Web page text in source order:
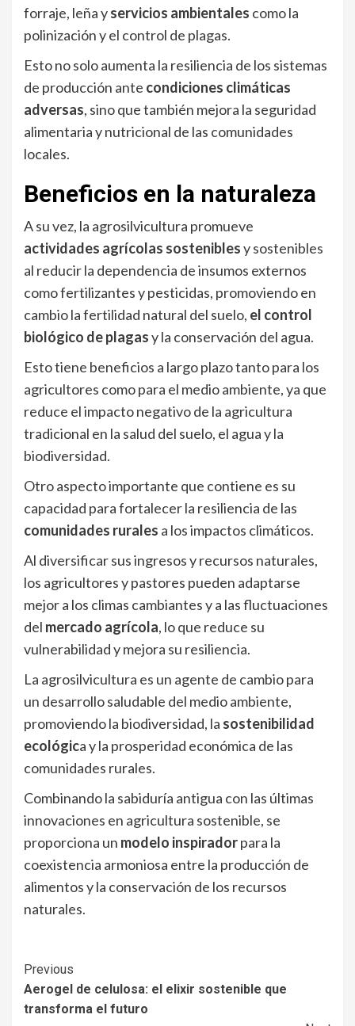
forraje, leña yservicios ambientales como la
polinización y el control de plagas.
Esto no solo aumenta la resiliencia de los sistemas
de producción ante condiciones climáticas
adversas, sino que también mejora la seguridad
alimentaria y nutricional de las comunidades
locales.
Beneficios en la naturaleza
A su vez, la agrosilvicultura promueve
actividades agrícolas sosteniblesy sostenibles
al reducir la dependencia de insumos externos
como fertilizantes y pesticidas, promoviendo en
cambio la fertilidad natural del suelo, el control
biológico de plagasy la conservación del agua.
Esto tiene beneficios a largo plazo tanto para los
agricultores como para el medio ambiente, ya que
reduce el impacto negativo de la agricultura
tradicional en la salud del suelo, el agua y la
biodiversidad.
Otro aspecto importante que contiene es su
capacidad para fortalecer la resiliencia de las
comunidades rurales a los impactos climáticos.
Al diversificar sus ingresos y recursos naturales,
los agricultores y pastores pueden adaptarse
mejor a los climas cambiantes y a las fluctuaciones
del mercado agrícola, lo que reduce su
vulnerabilidad y mejora su resiliencia.
La agrosilvicultura es un agente de cambio para
un desarrollo saludable del medio ambiente,
promoviendo la biodiversidad, la sostenibilidad
ecológica y la prosperidad económica de las
comunidades rurales.
Combinando la sabiduría antigua con las últimas
innovaciones en agricultura sostenible, se
proporciona un modelo inspiradorpara la
coexistencia armoniosa entre la producción de
alimentos y la conservación de los recursos
naturales.
Continue
Reading
Previous
Aerogel de celulosa: el elixir sostenible que
transforma el futuro